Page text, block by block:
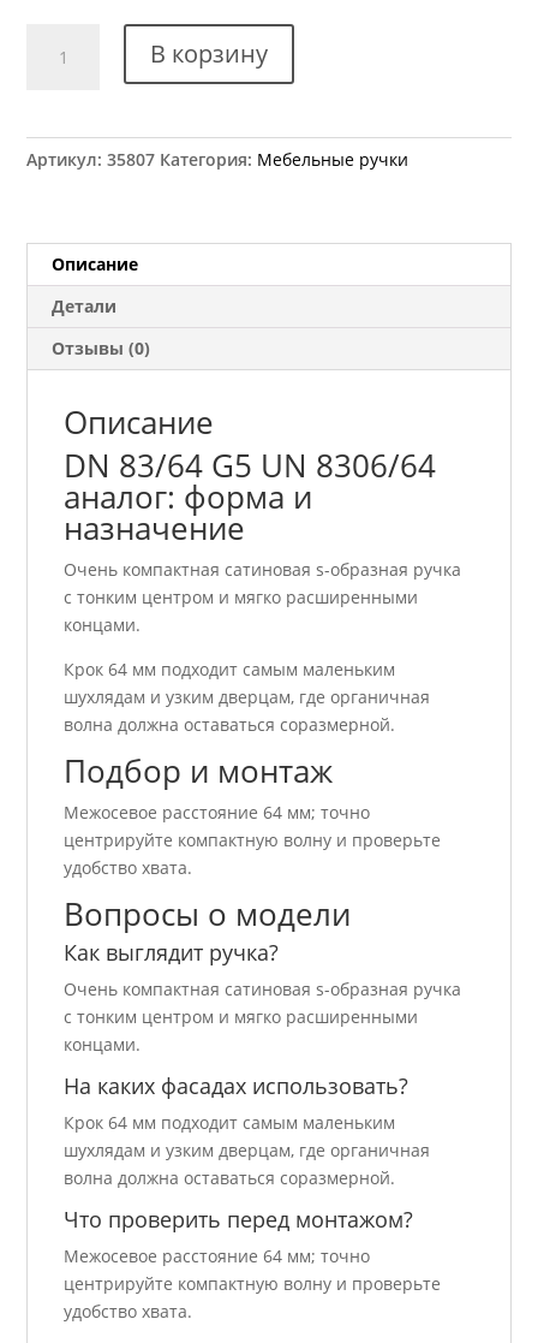
товара
83/64
8306/64
аналог
В корзину
Артикул:35807 Категория: Мебельные ручки
Описание
Детали
Отзывы (0)
Описание
DN 83/64 G5 UN 8306/64
аналог: форма и
назначение
Очень компактная сатиновая s-образная ручка
с тонким центром и мягко расширенными
концами.
Крок 64 мм подходит самым маленьким
шухлядам и узким дверцам, где органичная
волна должна оставаться соразмерной.
Подбор и монтаж
Межосевое расстояние 64 мм; точно
центрируйте компактную волну и проверьте
удобство хвата.
Вопросы о модели
Как выглядит ручка?
Очень компактная сатиновая s-образная ручка
с тонким центром и мягко расширенными
концами.
На каких фасадах использовать?
Крок 64 мм подходит самым маленьким
шухлядам и узким дверцам, где органичная
волна должна оставаться соразмерной.
Что проверить перед монтажом?
Межосевое расстояние 64 мм; точно
центрируйте компактную волну и проверьте
удобство хвата.